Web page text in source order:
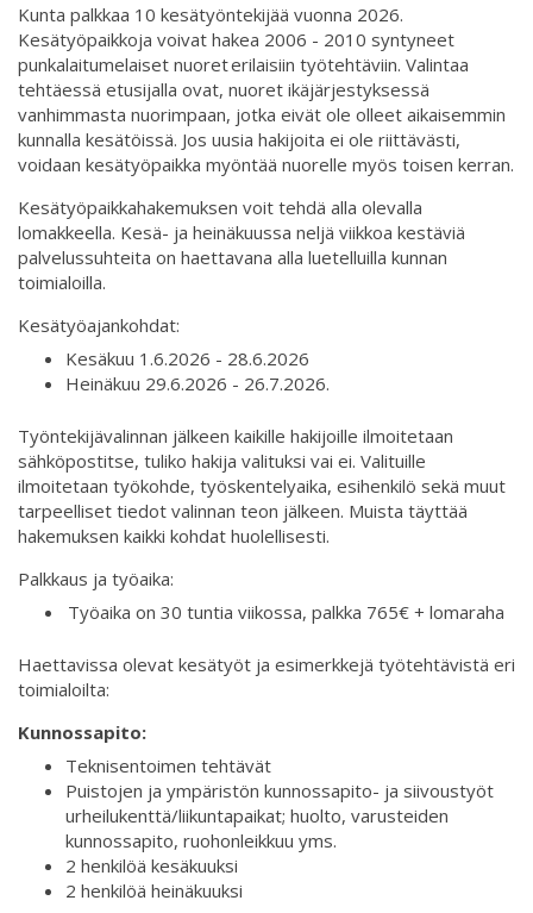
Kunta palkkaa 10 kesätyöntekijää vuonna 2026.
Kesätyöpaikkoja voivat hakea 2006 - 2010 syntyneet
punkalaitumelaiset nuoret erilaisiin työtehtäviin. Valintaa
tehtäessä etusijalla ovat, nuoret ikäjärjestyksessä
vanhimmasta nuorimpaan, jotka eivät ole olleet aikaisemmin
kunnalla kesätöissä. Jos uusia hakijoita ei ole riittävästi,
voidaan kesätyöpaikka myöntää nuorelle myös toisen kerran.
Kesätyöpaikkahakemuksen voit tehdä alla olevalla
lomakkeella. Kesä- ja heinäkuussa neljä viikkoa kestäviä
palvelussuhteita on haettavana alla luetelluilla kunnan
toimialoilla.
Kesätyöajankohdat:
Kesäkuu 1.6.2026 - 28.6.2026
Heinäkuu 29.6.2026 - 26.7.2026.
Työntekijävalinnan jälkeen kaikille hakijoille ilmoitetaan
sähköpostitse, tuliko hakija valituksi vai ei. Valituille
ilmoitetaan työkohde, työskentelyaika, esihenkilö sekä muut
tarpeelliset tiedot valinnan teon jälkeen. Muista täyttää
hakemuksen kaikki kohdat huolellisesti.
Palkkaus ja työaika:
Työaika on 30 tuntia viikossa, palkka 765€ + lomaraha
Haettavissa olevat kesätyöt ja esimerkkejä työtehtävistä eri
toimialoilta:
Kunnossapito:
Teknisentoimen tehtävät
Puistojen ja ympäristön kunnossapito- ja siivoustyöt
urheilukenttä/liikuntapaikat; huolto, varusteiden
kunnossapito, ruohonleikkuu yms.
2 henkilöä kesäkuuksi
2 henkilöä heinäkuuksi